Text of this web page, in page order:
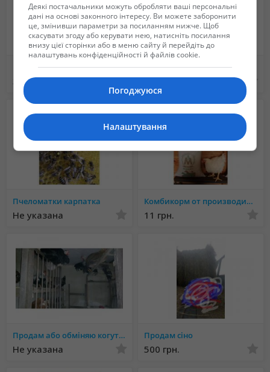
Продам вьетнамскую свиноматку с поросятами
3 500 грн. 550 грн.
Пчеломатки карпатка
Не указана
Комбикорм от производителя, оптом и в розницу
11 грн.
Продам або обміняю когутів на кури
Не указана
Продам сіно
500 грн.
Деякі постачальники можуть обробляти ваші персональні
дані на основі законного інтересу. Ви можете заборонити
це, змінивши параметри за посиланням нижче. Щоб
скасувати згоду або керувати нею, натисніть посилання
внизу цієї сторінки або в меню сайту й перейдіть до
налаштувань конфіденційності й файлів cookie.
Погоджуюся
Налаштування